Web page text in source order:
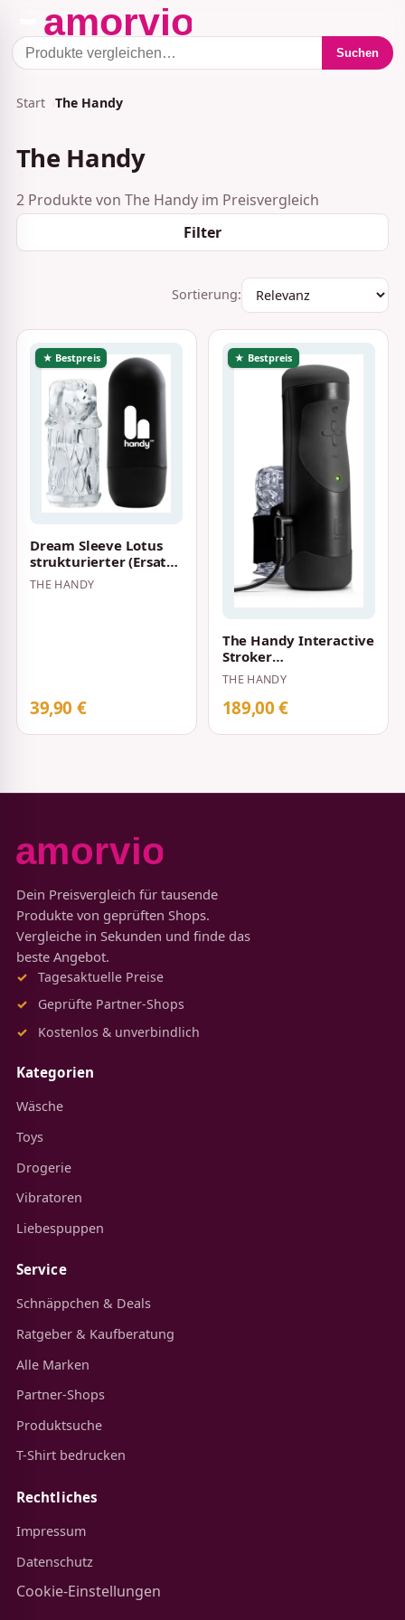
Suchen
Start The Handy
The Handy
2 Produkte von The Handy im Preisvergleich
Filter
Sortierung:
★ Bestpreis
Dream Sleeve Lotus
strukturierter (Ersatz-)
Sleeve für
Masturbator &qu…
THE HANDY
39,90 €
★ Bestpreis
The Handy Interactive
Stroker
Netzgebundener
Hightech Handjob-
Masturba…
THE HANDY
189,00 €
Dein Preisvergleich für tausende
Produkte von geprüften Shops.
Vergleiche in Sekunden und finde das
beste Angebot.
Tagesaktuelle Preise
Geprüfte Partner-Shops
Kostenlos & unverbindlich
Kategorien
Wäsche
Toys
Drogerie
Vibratoren
Liebespuppen
Service
Schnäppchen & Deals
Ratgeber & Kaufberatung
Alle Marken
Partner-Shops
Produktsuche
T-Shirt bedrucken
Rechtliches
Impressum
Datenschutz
Cookie-Einstellungen